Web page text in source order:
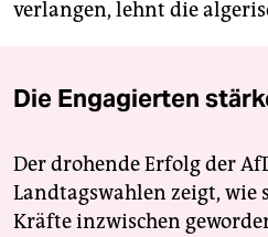
verlangen, lehnt die
Die Engagierten
Der drohende Erfolg der
Landtagswahlen zeigt, wie
Kräfte inzwischen